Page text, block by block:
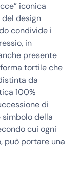
iconica
design
condivide i
in
presente
tortile che
da
100%
di
simbolo della
cui ogni
può portare una